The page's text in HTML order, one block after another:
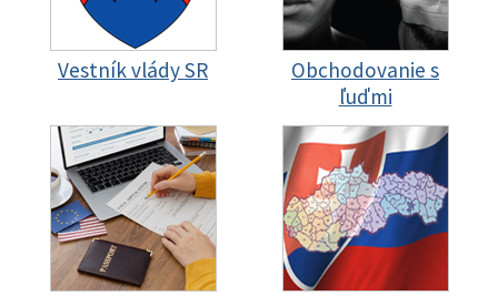
Vestník vlády SR
Obchodovanie s
ľuďmi